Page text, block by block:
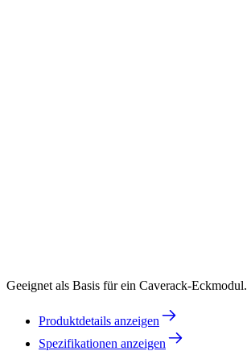
Geeignet als Basis für ein Caverack-Eckmodul.
Produktdetails anzeigen
Spezifikationen anzeigen